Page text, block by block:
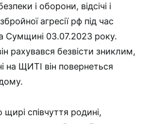
і оборони, відсічі і
агресії рф під час
Сумщині 03.07.2023 року.
рахувався безвісти зниклим,
на ЩИТІ він повернеться
співчуття родині,